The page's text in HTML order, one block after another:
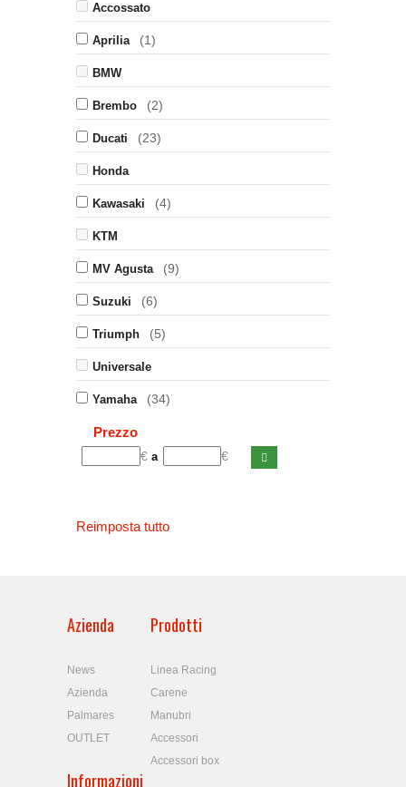
Accossato
Aprilia (1)
BMW
Brembo (2)
Ducati (23)
Honda
Kawasaki (4)
KTM
MV Agusta (9)
Suzuki (6)
Triumph (5)
Universale
Yamaha (34)
Prezzo
€ a €
Reimposta tutto
Azienda
News
Azienda
Palmares
OUTLET
Prodotti
Linea Racing
Carene
Manubri
Accessori
Accessori box
Informazioni